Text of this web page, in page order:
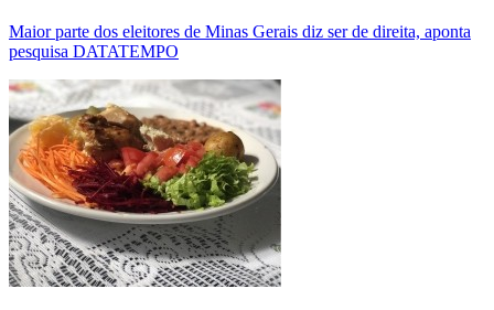
Maior parte dos eleitores de Minas Gerais diz ser de direita, aponta
pesquisa DATATEMPO